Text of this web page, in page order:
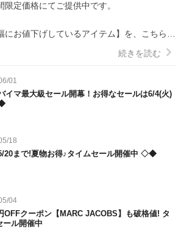
定価格にてご提供中です。
にお値下げしているアイテム】を、こちらで
下げ!! オススメアイテム ■■■ ↓↓↓↓↓↓↓↓↓
続きを読む
01
マ最大級セール開幕！お得なセールは6/4(火)
18
まで!夏物お得♪タイムセール開催中 ◇◆
04
OFFクーポン【MARC JACOBS】も破格値! タ
ール開催中